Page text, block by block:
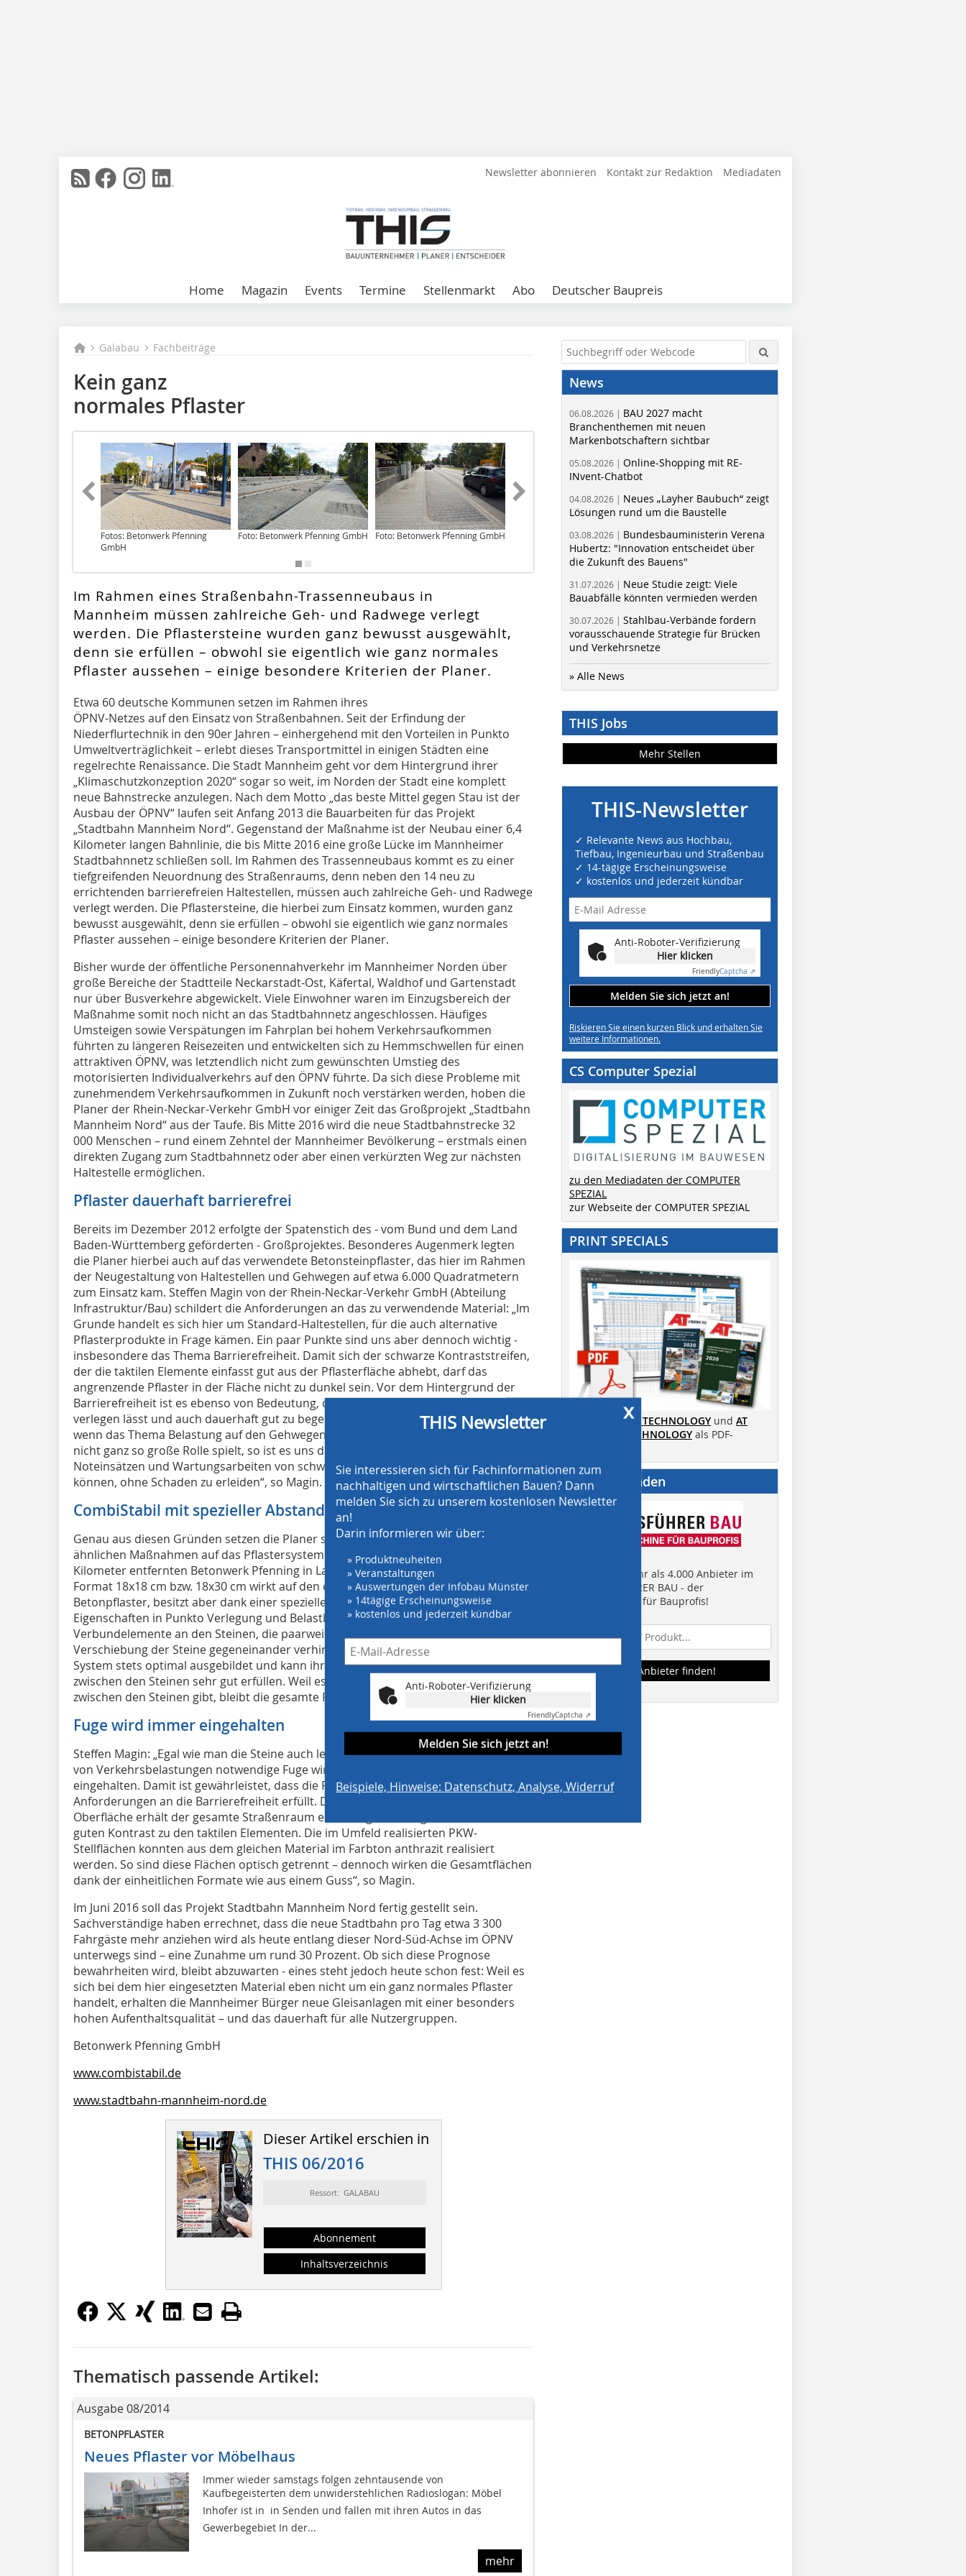
Newsletter abonnieren Kontakt zur Redaktion Mediadaten
Home Magazin Events Termine Stellenmarkt Abo Deutscher Baupreis
Galabau Fachbeiträge
Kein ganz
normales Pflaster
Fotos: Betonwerk Pfenning
GmbH
Foto: Betonwerk Pfenning GmbH Foto: Betonwerk Pfenning GmbH Foto: Betonwerk Pfenning GmbH
Im Rahmen eines Straßenbahn-Trassenneubaus in
Mannheim müssen zahlreiche Geh- und Radwege verlegt
werden. Die Pflastersteine wurden ganz bewusst ausgewählt,
denn sie erfüllen – obwohl sie eigentlich wie ganz normales
Pflaster aussehen – einige besondere Kriterien der Planer.
Etwa 60 deutsche Kommunen setzen im Rahmen ihres
ÖPNV-Netzes auf den Einsatz von Straßenbahnen. Seit der Erfindung der
Niederflurtechnik in den 90er Jahren – einhergehend mit den Vorteilen in Punkto
Umweltverträglichkeit – erlebt dieses Transportmittel in einigen Städten eine
regelrechte Renaissance. Die Stadt Mannheim geht vor dem Hintergrund ihrer
„Klimaschutzkonzeption 2020“ sogar so weit, im Norden der Stadt eine komplett
neue Bahnstrecke anzulegen. Nach dem Motto „das beste Mittel gegen Stau ist der
Ausbau der ÖPNV“ laufen seit Anfang 2013 die Bauarbeiten für das Projekt
„Stadtbahn Mannheim Nord“. Gegenstand der Maßnahme ist der Neubau einer 6,4
Kilometer langen Bahnlinie, die bis Mitte 2016 eine große Lücke im Mannheimer
Stadtbahnnetz schließen soll. Im Rahmen des Trassenneubaus kommt es zu einer
tiefgreifenden Neuordnung des Straßenraums, denn neben den 14 neu zu
errichtenden barrierefreien Haltestellen, müssen auch zahlreiche Geh- und Radwege
verlegt werden. Die Pflastersteine, die hierbei zum Einsatz kommen, wurden ganz
bewusst ausgewählt, denn sie erfüllen – obwohl sie eigentlich wie ganz normales
Pflaster aussehen – einige besondere Kriterien der Planer.
Bisher wurde der öffentliche Personennahverkehr im Mannheimer Norden über
große Bereiche der Stadtteile Neckarstadt-Ost, Käfertal, Waldhof und Gartenstadt
nur über Busverkehre abgewickelt. Viele Einwohner waren im Einzugsbereich der
Maßnahme somit noch nicht an das Stadtbahnnetz angeschlossen. Häufiges
Umsteigen sowie Verspätungen im Fahrplan bei hohem Verkehrsaufkommen
führten zu längeren Reisezeiten und entwickelten sich zu Hemmschwellen für einen
attraktiven ÖPNV, was letztendlich nicht zum gewünschten Umstieg des
motorisierten Individualverkehrs auf den ÖPNV führte. Da sich diese Probleme mit
zunehmendem Verkehrsaufkommen in Zukunft noch verstärken werden, hoben die
Planer der Rhein-Neckar-Verkehr GmbH vor einiger Zeit das Großprojekt „Stadtbahn
Mannheim Nord“ aus der Taufe. Bis Mitte 2016 wird die neue Stadtbahnstrecke 32
000 Menschen – rund einem Zehntel der Mannheimer Bevölkerung – erstmals einen
direkten Zugang zum Stadtbahnnetz oder aber einen verkürzten Weg zur nächsten
Haltestelle ermöglichen.
Pflaster dauerhaft barrierefrei
Bereits im Dezember 2012 erfolgte der Spatenstich des - vom Bund und dem Land
Baden-Württemberg geförderten - Großprojektes. Besonderes Augenmerk legten
die Planer hierbei auch auf das verwendete Betonsteinpflaster, das hier im Rahmen
der Neugestaltung von Haltestellen und Gehwegen auf etwa 6.000 Quadratmetern
zum Einsatz kam. Steffen Magin von der Rhein-Neckar-Verkehr GmbH (Abteilung
Infrastruktur/Bau) schildert die Anforderungen an das zu verwendende Material: „Im
Grunde handelt es sich hier um Standard-Haltestellen, für die auch alternative
Pflasterprodukte in Frage kämen. Ein paar Punkte sind uns aber dennoch wichtig -
insbesondere das Thema Barrierefreiheit. Damit sich der schwarze Kontraststreifen,
der die taktilen Elemente einfasst gut aus der Pflasterfläche abhebt, darf das
angrenzende Pflaster in der Fläche nicht zu dunkel sein. Vor dem Hintergrund der
Barrierefreiheit ist es ebenso von Bedeutung, dass sich das Material sehr eben
verlegen lässt und auch dauerhaft gut zu begehen bleibt. Ein weiterer Faktor: Auch
wenn das Thema Belastung auf den Gehwegen und rund um die Gleisanlagen eine
nicht ganz so große Rolle spielt, so ist es uns dennoch wichtig, dass die Flächen bei
Noteinsätzen und Wartungsarbeiten von schwereren Fahrzeugen befahren werden
können, ohne Schaden zu erleiden“, so Magin.
CombiStabil mit spezieller Abstandhaltertechnologie
Genau aus diesen Gründen setzen die Planer seit einigen Jahren bei solchen und
ähnlichen Maßnahmen auf das Pflastersystem CombiStabil aus dem nur wenige
Kilometer entfernten Betonwerk Pfenning in Lampertheim ein. Dieses Pflaster im
Format 18x18 cm bzw. 18x30 cm wirkt auf den ersten Blick wie ein ganz normales
Betonpflaster, besitzt aber dank einer speziellen Abstandhaltertechnologie spezielle
Eigenschaften in Punkto Verlegung und Belastbarkeit. Verantwortlich hierfür sind
Verbund­elemente an den Steinen, die paarweise so angeordnet sind, dass eine
Verschiebung der Steine gegeneinander verhindert wird. Die Fuge wird bei diesem
System stets optimal ausgebildet und kann ihre Funktion als elastischer Puffer
zwischen den Steinen sehr gut erfüllen. Weil es nur wenige punktuelle Kontakte
zwischen den Steinen gibt, bleibt die gesamte Fläche langfristig elastisch.
Fuge wird immer eingehalten
Steffen Magin: „Egal wie man die Steine auch legt - die zur regelmäßigen Aufnahme
von Verkehrsbelastungen notwendige Fuge wird bei diesem System immer
eingehalten. Damit ist gewährleistet, dass die Fläche dauerhaft unsere
Anforderungen an die Barrierefreiheit erfüllt. Dank der einheitlich hellgrauen
Oberfläche erhält der gesamte Straßenraum eine ruhige Wirkung und bildet einen
guten Kontrast zu den taktilen Elementen. Die im Umfeld realisierten PKW-
Stellflächen konnten aus dem gleichen Material im Farbton anthrazit realisiert
werden. So sind diese Flächen optisch getrennt – dennoch wirken die Gesamtflächen
dank der einheitlichen Formate wie aus einem Guss“, so Magin.
Im Juni 2016 soll das Projekt Stadtbahn Mannheim Nord fertig gestellt sein.
Sachverständige haben errechnet, dass die neue Stadtbahn pro Tag etwa 3 300
Fahrgäste mehr anziehen wird als heute entlang dieser Nord-Süd-Achse im ÖPNV
unterwegs sind – eine Zunahme um rund 30 Prozent. Ob sich diese Prognose
bewahrheiten wird, bleibt abzuwarten - eines steht jedoch heute schon fest: Weil es
sich bei dem hier eingesetzten Material eben nicht um ein ganz normales Pflaster
handelt, erhalten die Mannheimer Bürger neue Gleisanlagen mit einer besonders
hohen Aufenthaltsqualität – und das dauerhaft für alle Nutzergruppen.
Betonwerk Pfenning GmbH
www.combistabil.de
www.stadtbahn-mannheim-nord.de
Dieser Artikel erschien in
THIS 06/2016
Ressort: GALABAU
Abonnement
Inhaltsverzeichnis
x
THIS Newsletter
Sie interessieren sich für Fachinformationen zum
nachhaltigen und wirtschaftlichen Bauen? Dann
melden Sie sich zu unserem kostenlosen Newsletter
an!
Darin informieren wir über:
» Produktneuheiten
» Veranstaltungen
» Auswertungen der Infobau Münster
» 14tägige Erscheinungsweise
» kostenlos und jederzeit kündbar
Anti-Roboter-Verifizierung
Hier klicken
FriendlyCaptcha ⇗
Melden Sie sich jetzt an!
Beispiele, Hinweise: Datenschutz, Analyse, Widerruf
Thematisch passende Artikel:
Ausgabe 08/2014
BETONPFLASTER
Neues Pflaster vor Möbelhaus
Immer wieder samstags folgen zehntausende von
Kaufbegeisterten dem unwiderstehlichen Radioslogan: Möbel
Inhofer ist in  in Senden und fallen mit ihren Autos in das
Gewerbegebiet In der...
mehr
News
06.08.2026 | BAU 2027 macht
Branchenthemen mit neuen
Markenbotschaftern sichtbar
05.08.2026 | Online-Shopping mit RE-
INvent-Chatbot
04.08.2026 | Neues „Layher Baubuch“ zeigt
Lösungen rund um die Baustelle
03.08.2026 | Bundesbauministerin Verena
Hubertz: "Innovation entscheidet über
die Zukunft des Bauens"
31.07.2026 | Neue Studie zeigt: Viele
Bauabfälle könnten vermieden werden
30.07.2026 | Stahlbau-Verbände fordern
vorausschauende Strategie für Brücken
und Verkehrsnetze
» Alle News
THIS Jobs
Mehr Stellen
THIS-Newsletter
✓ Relevante News aus Hochbau,
Tiefbau, Ingenieurbau und Straßenbau
✓ 14-tägige Erscheinungsweise
✓ kostenlos und jederzeit kündbar
Anti-Roboter-Verifizierung
Hier klicken
FriendlyCaptcha ⇗
Melden Sie sich jetzt an!
Riskieren Sie einen kurzen Blick und erhalten Sie
weitere Informationen.
CS Computer Spezial
zu den Mediadaten der COMPUTER
SPEZIAL
zur Webseite der COMPUTER SPEZIAL
PRINT SPECIALS
AT SCREENING TECHNOLOGY und AT
CRUSHING TECHNOLOGY als PDF-
Anbieter finden
Finden Sie mehr als 4.000 Anbieter im
EINKAUFSFÜHRER BAU - der
Suchmaschine für Bauprofis!
Anbieter finden!